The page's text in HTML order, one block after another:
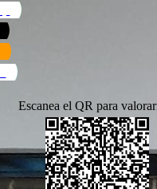
Escanea el QR para